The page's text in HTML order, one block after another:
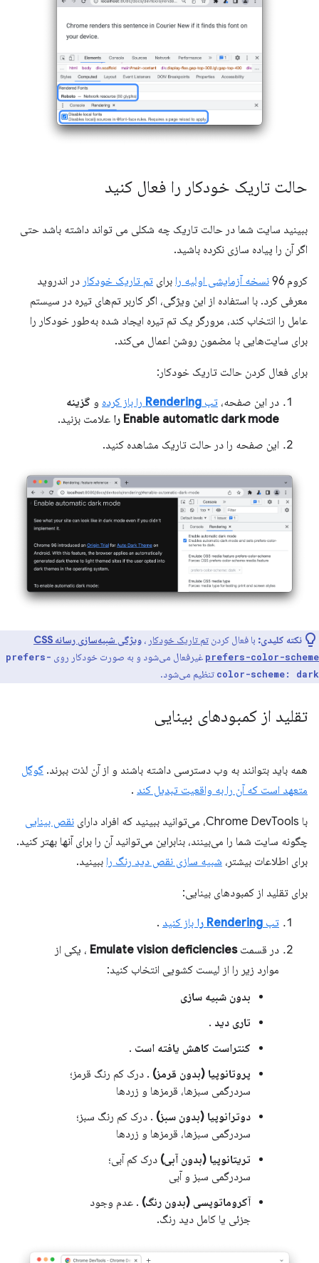
حالت تاریک خودکار را فعال کنید
ببینید سایت شما در حالت تاریک چه شکلی می تواند داشته باشد حتی
اگر آن را پیاده سازی نکرده باشید.
کروم 96 نسخه آزمایشی اولیه را برای تم تاریک خودکار در اندروید
معرفی کرد. با استفاده از این ویژگی، اگر کاربر تم‌های تیره در سیستم
عامل را انتخاب کند، مرورگر یک تم تیره ایجاد شده به‌طور خودکار را
برای سایت‌هایی با مضمون روشن اعمال می‌کند.
برای فعال کردن حالت تاریک خودکار:
در این صفحه، تب Rendering را باز کرده و گزینه
Enable automatic dark mode را
علامت بزنید.
این صفحه را در حالت تاریک مشاهده کنید.
نکته کلیدی: با فعال کردن تم تاریک خودکار ، ویژگی شبیه‌سازی رسانه CSS
prefers-color-scheme غیرفعال می‌شود و به صورت خودکار روی prefers-
color-scheme: dark تنظیم می‌شود.
تقلید از کمبودهای بینایی
همه باید بتوانند به وب دسترسی داشته باشند و از آن لذت ببرند. گوگل
متعهد است که آن را به واقعیت تبدیل کند .
با Chrome DevTools، می‌توانید ببینید که افراد دارای
نقص بینایی
چگونه سایت شما را می‌بینند، بنابراین می‌توانید آن را برای آنها بهتر کنید.
برای اطلاعات بیشتر، شبیه سازی نقص دید رنگ را ببینید.
برای تقلید از کمبودهای بینایی:
تب Rendering را باز کنید .
در قسمتEmulate vision deficiencies ، یکی از
موارد زیر را از لیست کشویی انتخاب کنید:
بدون شبیه سازی
تاری دید .
کنتراست کاهش یافته است .
پروتانوپیا (بدون قرمز) . درک کم رنگ قرمز؛
سردرگمی سبزها، قرمزها و زردها
دوترانوپیا (بدون سبز) . درک کم رنگ سبز؛
سردرگمی سبزها، قرمزها و زردها
تریتانوپیا (بدون آبی) درک کم آبی؛
سردرگمی سبز و آبی
آکروماتوپسی (بدون رنگ) . عدم وجود
جزئی یا کامل دید رنگ.